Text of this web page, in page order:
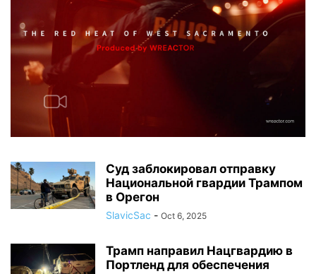
Суд заблокировал отправку
Национальной гвардии Трампом
в Орегон
SlavicSac - Oct 6, 2025
Трамп направил Нацгвардию в
Портленд для обеспечения